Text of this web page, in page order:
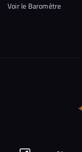
Voir le Baromètre